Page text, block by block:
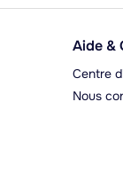
Aide &
Centre
Nous